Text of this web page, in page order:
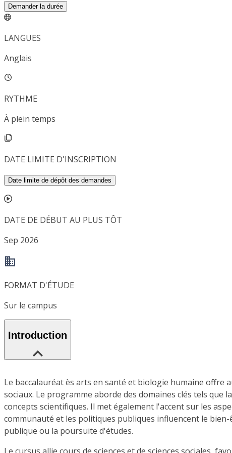
Demander la durée
LANGUES
Anglais
RYTHME
À plein temps
DATE LIMITE D'INSCRIPTION
Date limite de dépôt des demandes
DATE DE DÉBUT AU PLUS TÔT
Sep 2026
FORMAT D'ÉTUDE
Sur le campus
Introduction
Le baccalauréat ès arts en santé et biologie humaine
sociaux. Le programme aborde des domaines clés tels
concepts scientifiques. Il met également l'accent sur les
communauté et les politiques publiques influencent le
publique ou la poursuite d'études.